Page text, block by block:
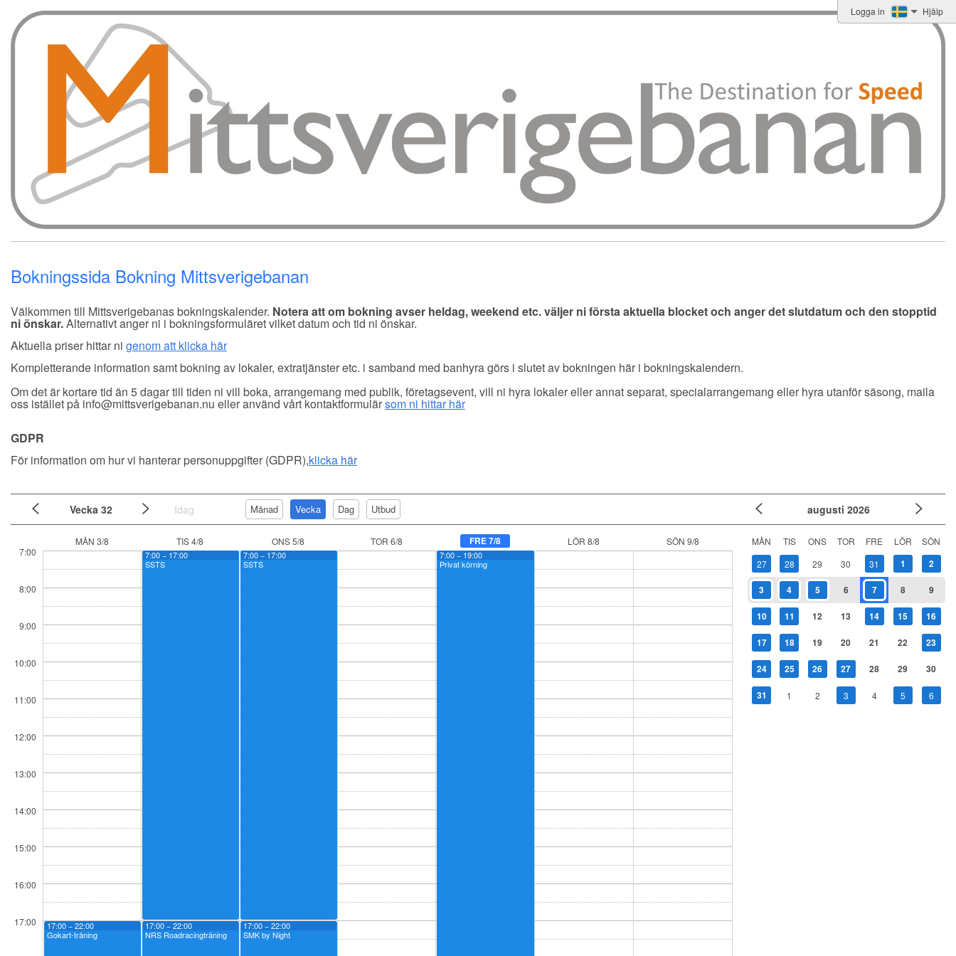
Logga in Hjälp
Bokningssida Bokning Mittsverigebanan
Välkommen till Mittsverigebanas bokningskalender. Notera att om bokning avser heldag, weekend etc. väljer ni första aktuella blocket och anger det slutdatum och den stopptid
ni önskar.Alternativt anger ni i bokningsformuläret vilket datum och tid ni önskar.
Aktuella priser hittar ni genom att klicka här
Kompletterande information samt bokning av lokaler, extratjänster etc. i samband med banhyra görs i slutet av bokningen här i bokningskalendern.
Om det är kortare tid än 5 dagar till tiden ni vill boka, arrangemang med publik, företagsevent, vill ni hyra lokaler eller annat separat, specialarrangemang eller hyra utanför säsong, maila
oss istället på info@mittsverigebanan.nu eller använd vårt kontaktformulärsom ni hittar här
GDPR
För information om hur vi hanterar personuppgifter (GDPR),klicka här
augusti 2026
MÅN TIS ONS TOR FRE LÖR
SÖN
27
28 29 30 31 1 2
3 4 5 6 7 8 9
10 11 12 13 14 15 16
17 18 19 20 21 22 23
24 25 26 27 28 29 30
31 1 2 3 4 5 6
Vecka 32 Idag Månad Vecka Dag Utbud
MÅN 3/8 TIS 4/8 ONS 5/8 TOR 6/8 FRE 7/8 LÖR 8/8
SÖN 9/8
7:00
8:00
9:00
10:00
11:00
12:00
13:00
14:00
15:00
16:00
17:00
17:00 − 22:00
Gokart-träning
7:00 − 17:00
SSTS
17:00 − 22:00
NRS Roadracingträning
7:00 − 17:00
SSTS
17:00 − 22:00
SMK by Night
7:00 − 19:00
Privat körning